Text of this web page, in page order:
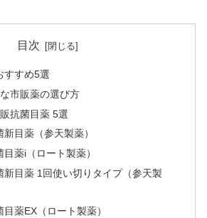
目次
すすめ5選
市販薬の選び方
抗菌目薬 5選
目薬（参天製薬）
薬i（ロート製薬）
目薬 1回使い切りタイプ（参天製
薬EX（ロート製薬）